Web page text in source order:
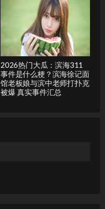
2026热门大瓜：滨海311
事件是什么梗？滨海徐记面
馆老板娘与滨中老师打扑克
被爆 真实事件汇总